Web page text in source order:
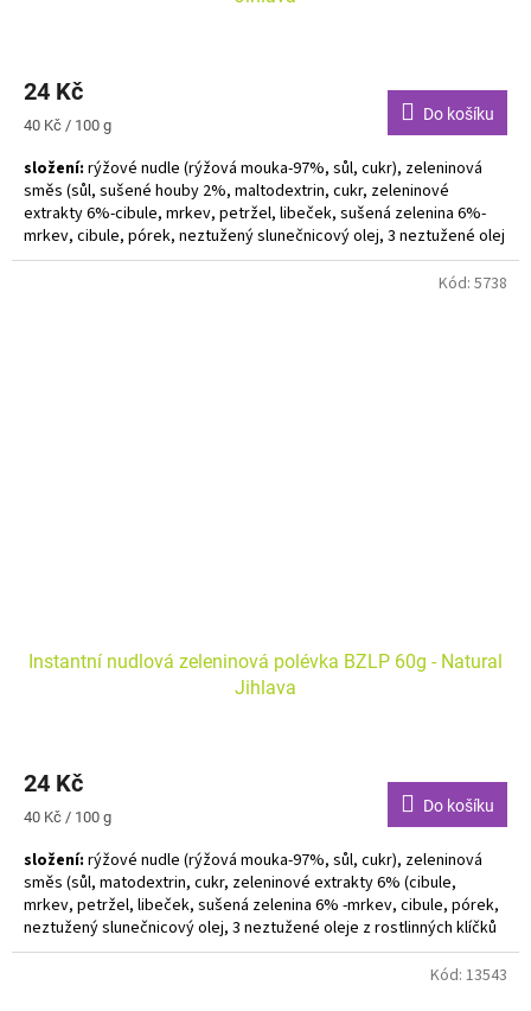
24 Kč
Měrná
40 Kč / 100 g
Do košíku
složení: rýžové nudle (rýžová mouka-97%, sůl, cukr), zeleninová
směs (sůl, sušené houby 2%, maltodextrin, cukr, zeleninové
extrakty 6%-cibule, mrkev, petržel, libeček, sušená zelenina 6%-
mrkev, cibule, pórek, neztužený slunečnicový olej, 3 neztužené olej
z rostlinných klíčků 3% z řepky, lnu a slunečnic, kvasnicový extrakt,
Instantní nudlová zeleninová polévka BZLP 60g - Natural
Jihlava
24 Kč
Měrná
40 Kč / 100 g
Do košíku
složení: rýžové nudle (rýžová mouka-97%, sůl, cukr), zeleninová
směs (sůl, matodextrin, cukr, zeleninové extrakty 6% (cibule,
mrkev, petržel, libeček, sušená zelenina 6% -mrkev, cibule, pórek,
neztužený slunečnicový olej, 3 neztužené oleje z rostlinných klíčků
3%-z řepky, lnu a slunečnic, kvasnicový extrakt, rozložená rostlinná
Kód: 5738
Kód: 13543